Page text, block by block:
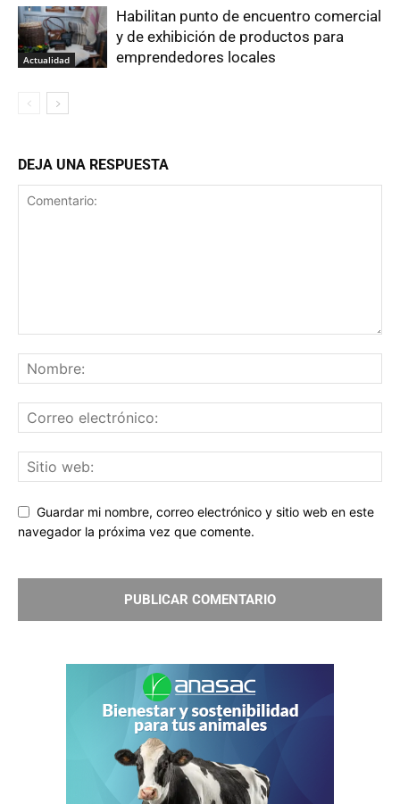
Actualidad
Habilitan punto de encuentro comercial
y de exhibición de productos para
emprendedores locales
DEJA UNA RESPUESTA
Guardar mi nombre, correo electrónico y sitio web en este
navegador la próxima vez que comente.